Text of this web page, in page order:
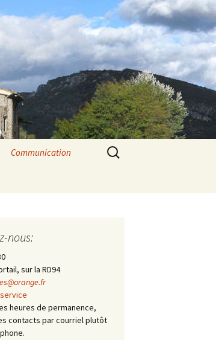
Communication
Les Pilles dans la presse
Les Pilles Infos
Rechercher :
nous:
sur la RD94
heures de permanence,
contacts par courriel plutôt